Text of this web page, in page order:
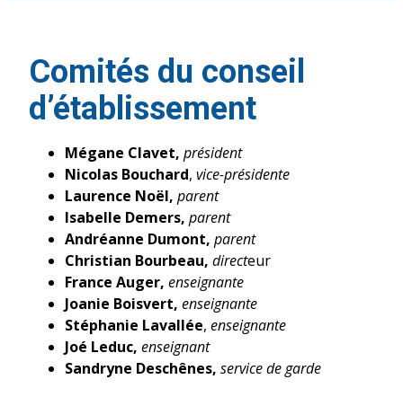
Comités du conseil
d’établissement
Mégane Clavet, président
Nicolas Bouchard, vice-présidente
Laurence Noël, parent
Isabelle Demers, parent
Andréanne Dumont, parent
Christian Bourbeau, directeur
France Auger, enseignante
Joanie Boisvert, enseignante
Stéphanie Lavallée, enseignante
Joé Leduc, enseignant
Sandryne Deschênes, service de garde